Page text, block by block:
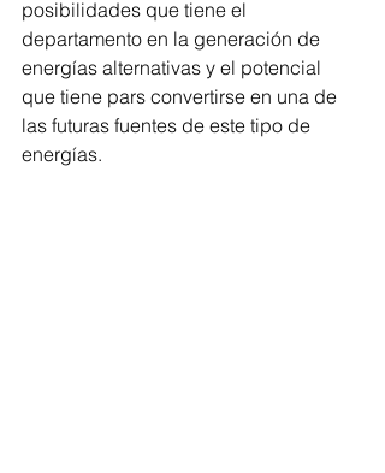
posibilidades que tiene el
departamento en la generación de
energías alternativas y el potencial
que tiene pars convertirse en una de
las futuras fuentes de este tipo de
energías.